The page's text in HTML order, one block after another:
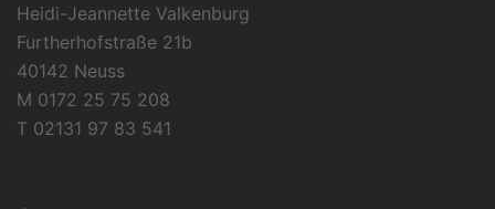
Heidi-Jeannette Valkenburg
Furtherhofstraße 21b
40142 Neuss
M 0172 25 75 208
T 02131 97 83 541